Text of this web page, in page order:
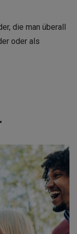
die man überall
oder als